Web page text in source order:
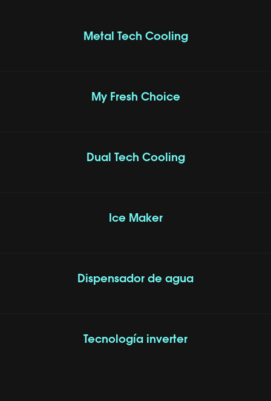
Metal Tech Cooling
My Fresh Choice
Dual Tech Cooling
Ice Maker
Dispensador de agua
Tecnología inverter